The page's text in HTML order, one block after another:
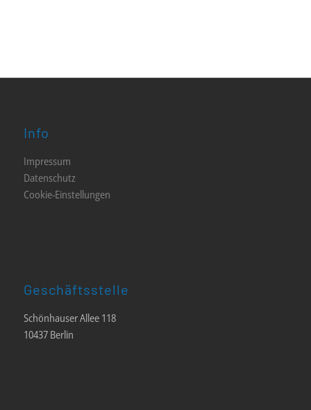
Info
Impressum
Datenschutz
Cookie-Einstellungen
Geschäftsstelle
Schönhauser Allee 118
10437 Berlin